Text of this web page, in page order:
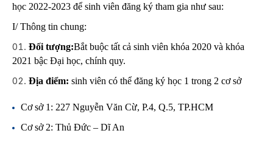
học 2022-2023 để sinh viên đăng ký tham gia như sau:
I/ Thông tin chung:
Đối tượng:Bắt buộc tất cả sinh viên khóa 2020 và khóa
2021 bậc Đại học, chính quy.
Địa điểm: sinh viên có thể đăng ký học 1 trong 2 cơ sở
Cơ sở 1: 227 Nguyễn Văn Cừ, P.4, Q.5, TP.HCM
Cơ sở 2: Thủ Đức – Dĩ An